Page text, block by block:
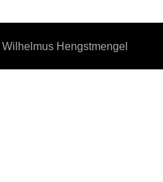
Wilhelmus Hengstmengel